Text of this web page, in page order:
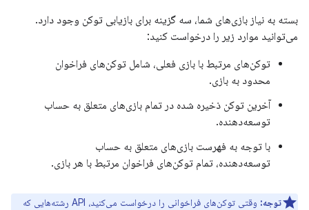
بسته به نیاز بازی‌های شما، سه گزینه برای بازیابی توکن وجود دارد.
می‌توانید موارد زیر را درخواست کنید:
توکن‌های مرتبط با بازی فعلی، شامل توکن‌های فراخوان
محدود به بازی.
آخرین توکن ذخیره شده در تمام بازی‌های متعلق به حساب
توسعه‌دهنده.
با توجه به فهرست بازی‌های متعلق به حساب
توسعه‌دهنده، تمام توکن‌های فراخوان مرتبط با هر بازی.
توجه:
وقتی توکن‌های فراخوانی را درخواست می‌کنید، API رشته‌هایی که